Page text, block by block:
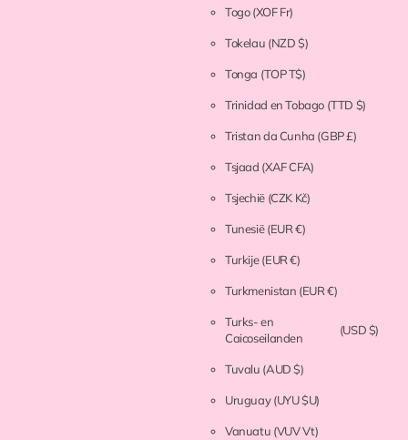
Togo(XOF Fr)
Tokelau (NZD $)
Tonga (TOP T$)
Trinidad en Tobago (TTD $)
Tristan da Cunha (GBP £)
Tsjaad (XAF CFA)
Tsjechië (CZK Kč)
Tunesië(EUR €)
Turkije(EUR €)
Turkmenistan (EUR €)
Turks- en
Caicoseilanden
(USD $)
Tuvalu (AUD $)
Uruguay(UYU $U)
Vanuatu (VUV Vt)